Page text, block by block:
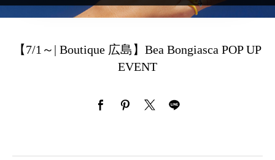
【7/1～| Boutique 広島】Bea Bongiasca POP UP
EVENT